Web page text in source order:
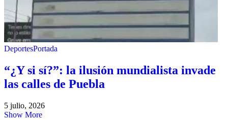
DeportesPortada
“¿Y si sí?”: la ilusión mundialista invade
las calles de Puebla
5 julio, 2026
Show More